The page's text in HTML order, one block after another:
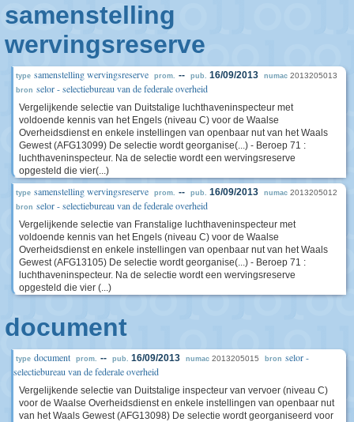
samenstelling
wervingsreserve
type samenstelling wervingsreserve prom. -- pub. 16/09/2013 numac 2013205013
bron selor - selectiebureau van de federale overheid
Vergelijkende selectie van Duitstalige luchthaveninspecteur met
voldoende kennis van het Engels (niveau C) voor de Waalse
Overheidsdienst en enkele instellingen van openbaar nut van het Waals
Gewest (AFG13099) De selectie wordt georganise(...) - Beroep 71 :
luchthaveninspecteur. Na de selectie wordt een wervingsreserve
opgesteld die vier(...)
type samenstelling wervingsreserve prom. -- pub. 16/09/2013 numac 2013205012
bron selor - selectiebureau van de federale overheid
Vergelijkende selectie van Franstalige luchthaveninspecteur met
voldoende kennis van het Engels (niveau C) voor de Waalse
Overheidsdienst en enkele instellingen van openbaar nut van het Waals
Gewest (AFG13105) De selectie wordt georganise(...) - Beroep 71 :
luchthaveninspecteur. Na de selectie wordt een wervingsreserve
opgesteld die vier (...)
document
type document prom. -- pub. 16/09/2013 numac 2013205015 bron selor -
selectiebureau van de federale overheid
Vergelijkende selectie van Duitstalige inspecteur van vervoer (niveau C)
voor de Waalse Overheidsdienst en enkele instellingen van openbaar nut
van het Waals Gewest (AFG13098) De selectie wordt georganiseerd voor